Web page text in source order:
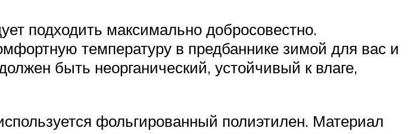
подходить максимально добросовестно.
температуру в предбаннике зимой для вас и
быть неорганический, устойчивый к влаге,
фольгированный полиэтилен. Материал